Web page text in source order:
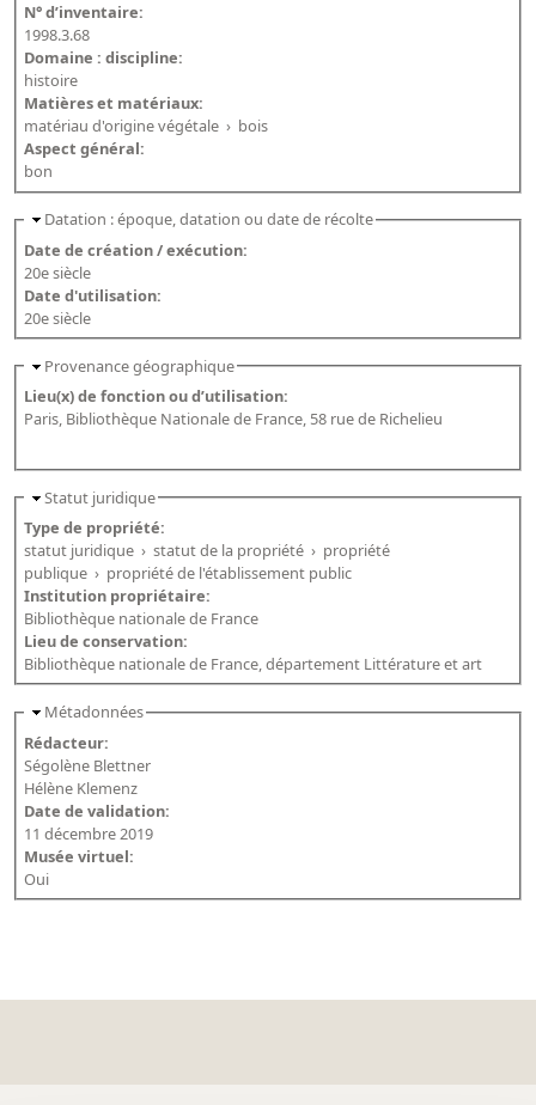
N° d’inventaire:
1998.3.68
Domaine : discipline:
histoire
Matières et matériaux:
matériau d'origine végétale › bois
Aspect général:
bon
Datation : époque, datation ou date de récolte
Date de création / exécution:
20e siècle
Date d'utilisation:
20e siècle
Provenance géographique
Lieu(x) de fonction ou d’utilisation:
Paris, Bibliothèque Nationale de France, 58 rue de Richelieu
Statut juridique
Type de propriété:
statut juridique › statut de la propriété › propriété
publique › propriété de l'établissement public
Institution propriétaire:
Bibliothèque nationale de France
Lieu de conservation:
Bibliothèque nationale de France, département Littérature et art
Métadonnées
Rédacteur:
Ségolène Blettner
Hélène Klemenz
Date de validation:
11 décembre 2019
Musée virtuel:
Oui